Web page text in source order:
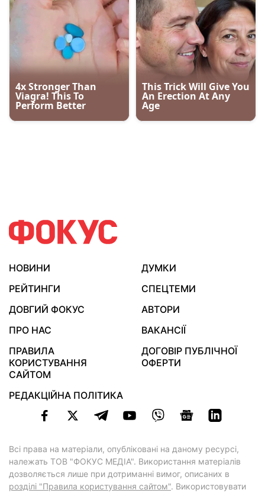
НОВИНИ
ДУМКИ
РЕЙТИНГИ
СПЕЦТЕМИ
ДОВГИЙ ФОКУС
АВТОРИ
ПРО НАС
ВАКАНСІЇ
ПРАВИЛА
КОРИСТУВАННЯ
САЙТОМ
ДОГОВІР ПУБЛІЧНОЇ
ОФЕРТИ
РЕДАКЦІЙНА ПОЛІТИКА
Всі права на матеріали, опубліковані на даному ресурсі,
належать ТОВ "ФОКУС МЕДІА". Використання матеріалів
дозволяється лише при дотриманні вимог, описаних в
розділі "Правила користування сайтом". Використовувати